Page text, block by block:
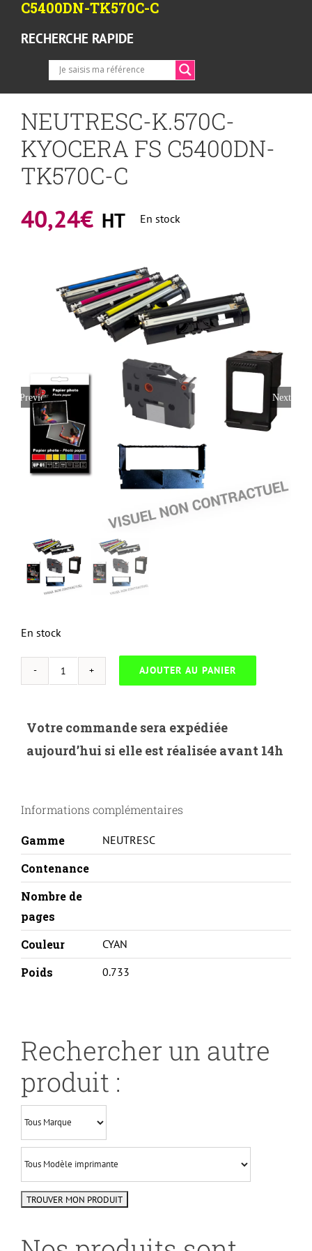
C5400DN-TK570C-C
RECHERCHE RAPIDE
NEUTRESC-K.570C-
KYOCERA FS C5400DN-
TK570C-C
40,24€ HT En stock
Previous Next
En stock
quantité
K.570C-
KYOCERA
TK570C-
AJOUTER AU PANIER
Votre commande sera expédiée
aujourd’hui si elle est réalisée avant 14h
Informations complémentaires
Gamme NEUTRESC
Contenance
Nombre de
pages
Couleur
CYAN
Poids 0.733
Rechercher un autre
produit :